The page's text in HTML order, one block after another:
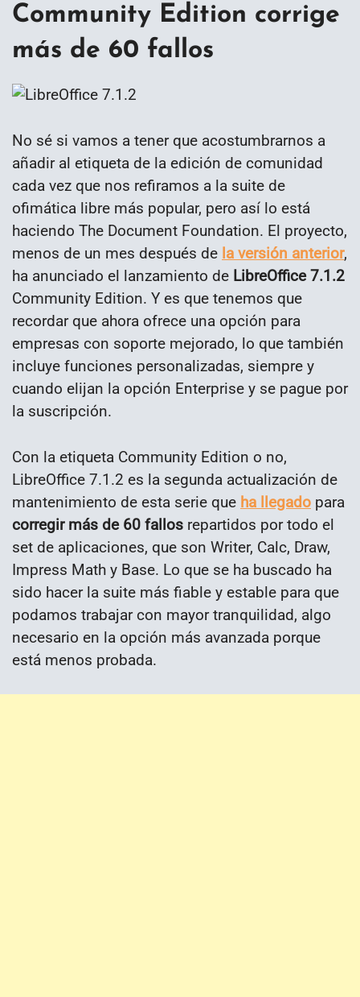
Community Edition corrige
más de 60 fallos
No sé si vamos a tener que acostumbrarnos a
añadir al etiqueta de la edición de comunidad
cada vez que nos refiramos a la suite de
ofimática libre más popular, pero así lo está
haciendo The Document Foundation. El proyecto,
menos de un mes después de la versión anterior,
ha anunciado el lanzamiento de LibreOffice 7.1.2
Community Edition. Y es que tenemos que
recordar que ahora ofrece una opción para
empresas con soporte mejorado, lo que también
incluye funciones personalizadas, siempre y
cuando elijan la opción Enterprise y se pague por
la suscripción.
Con la etiqueta Community Edition o no,
LibreOffice 7.1.2 es la segunda actualización de
mantenimiento de esta serie que ha llegado para
corregir más de 60 fallos repartidos por todo el
set de aplicaciones, que son Writer, Calc, Draw,
Impress Math y Base. Lo que se ha buscado ha
sido hacer la suite más fiable y estable para que
podamos trabajar con mayor tranquilidad, algo
necesario en la opción más avanzada porque
está menos probada.